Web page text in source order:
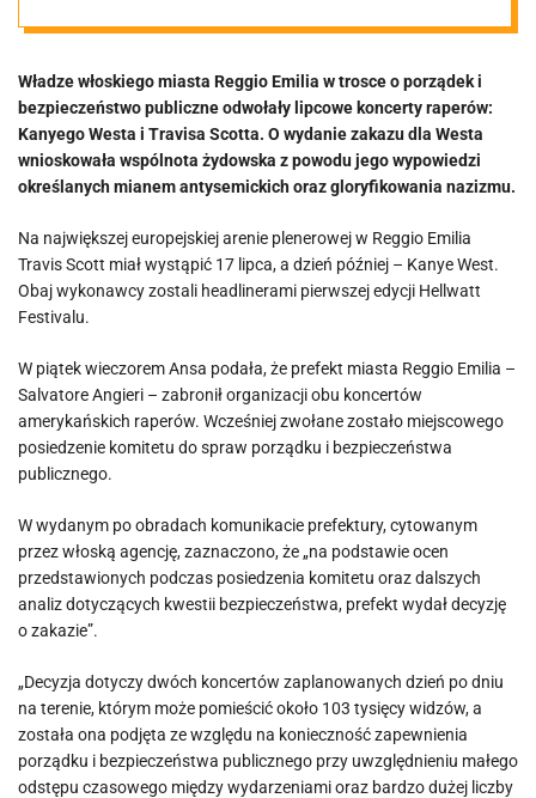
Chciała tego
społeczność
żydowska
Władze włoskiego miasta Reggio Emilia w trosce o porządek i
bezpieczeństwo publiczne odwołały lipcowe koncerty raperów:
Kanyego Westa i Travisa Scotta. O wydanie zakazu dla Westa
wnioskowała wspólnota żydowska z powodu jego wypowiedzi
określanych mianem antysemickich oraz gloryfikowania nazizmu.
Na największej europejskiej arenie plenerowej w Reggio Emilia
Travis Scott miał wystąpić 17 lipca, a dzień później – Kanye West.
Obaj wykonawcy zostali headlinerami pierwszej edycji Hellwatt
Festivalu.
W piątek wieczorem Ansa podała, że prefekt miasta Reggio Emilia –
Salvatore Angieri – zabronił organizacji obu koncertów
amerykańskich raperów. Wcześniej zwołane zostało miejscowego
posiedzenie komitetu do spraw porządku i bezpieczeństwa
publicznego.
W wydanym po obradach komunikacie prefektury, cytowanym
przez włoską agencję, zaznaczono, że „na podstawie ocen
przedstawionych podczas posiedzenia komitetu oraz dalszych
analiz dotyczących kwestii bezpieczeństwa, prefekt wydał decyzję
o zakazie”.
„Decyzja dotyczy dwóch koncertów zaplanowanych dzień po dniu
na terenie, którym może pomieścić około 103 tysięcy widzów, a
została ona podjęta ze względu na konieczność zapewnienia
porządku i bezpieczeństwa publicznego przy uwzględnieniu małego
odstępu czasowego między wydarzeniami oraz bardzo dużej liczby